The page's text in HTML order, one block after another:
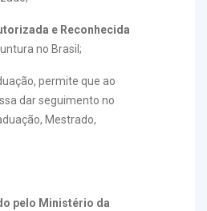
e Reconhecida
no Brasil;
permite que ao
dar seguimento no
Mestrado,
pelo Ministério da